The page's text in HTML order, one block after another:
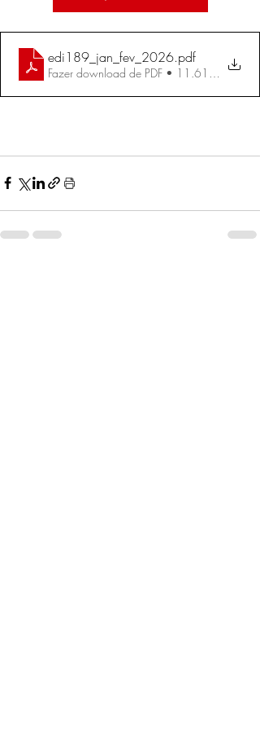
edi189_jan_fev_2026.pdf
Fazer download de PDF • 11.61MB